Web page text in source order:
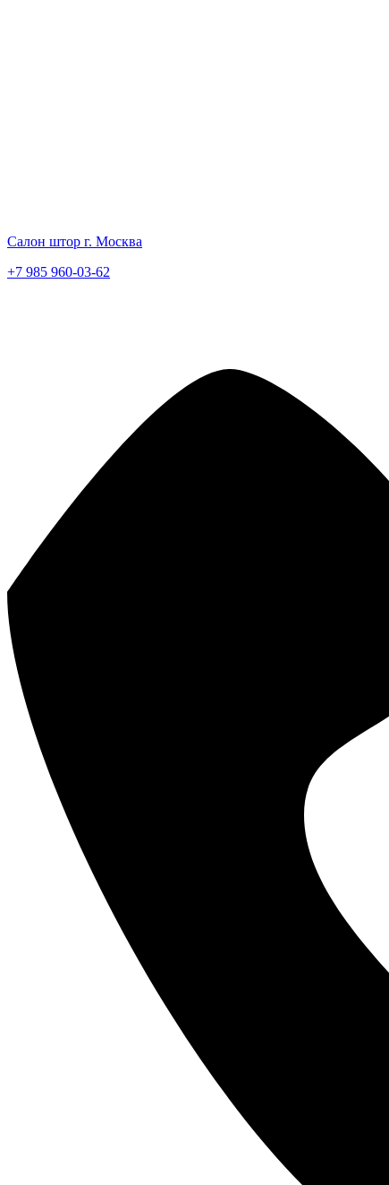
Салон штор г. Москва
+7 985 960-03-62